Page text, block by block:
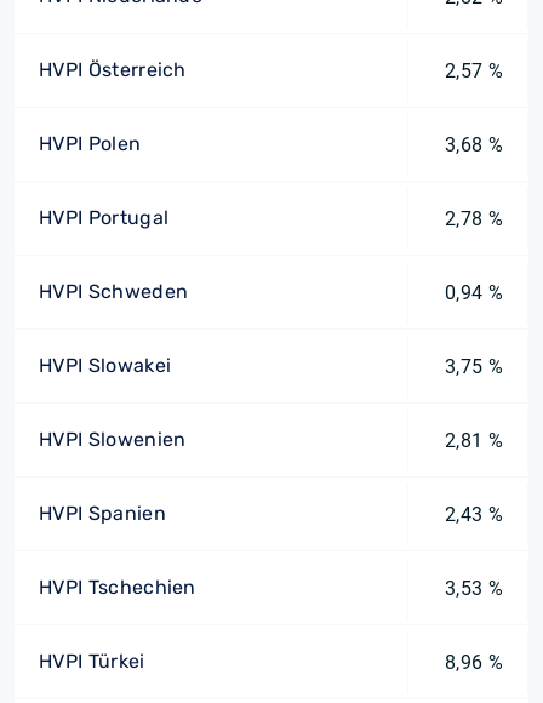
HVPI Österreich 2,57 %
HVPI Polen 3,68 %
HVPI Portugal 2,78 %
HVPI Schweden 0,94 %
HVPI Slowakei 3,75 %
HVPI Slowenien 2,81 %
HVPI Spanien 2,43 %
HVPI Tschechien 3,53 %
HVPI Türkei 8,96 %